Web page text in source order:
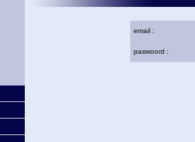
email :
paswoord :